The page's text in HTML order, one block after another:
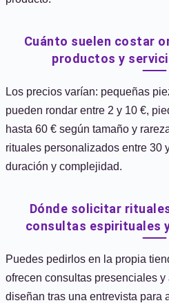
Cuánto suelen costar
productos y
Los precios varían: pequeñas
pueden rondar entre 2 y 10 €,
hasta 60 € según tamaño y
rituales personalizados entre 30
duración y complejidad.
Dónde solicitar
consultas espirituales
Puedes pedirlos en la propia
ofrecen consultas presenciales
diseñan tras una entrevista para